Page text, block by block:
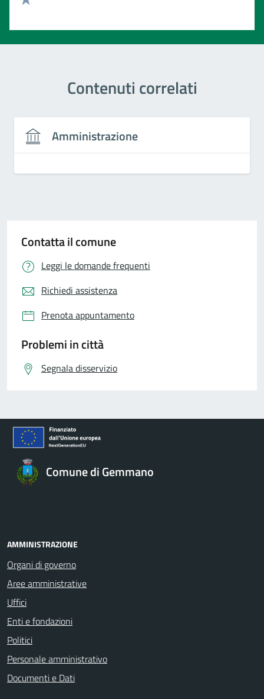
Contenuti correlati
Amministrazione
Contatta il comune
Leggi le domande frequenti
Richiedi assistenza
Prenota appuntamento
Problemi in città
Segnala disservizio
Comune di Gemmano
AMMINISTRAZIONE
Organi di governo
Aree amministrative
Uffici
Enti e fondazioni
Politici
Personale amministrativo
Documenti e Dati